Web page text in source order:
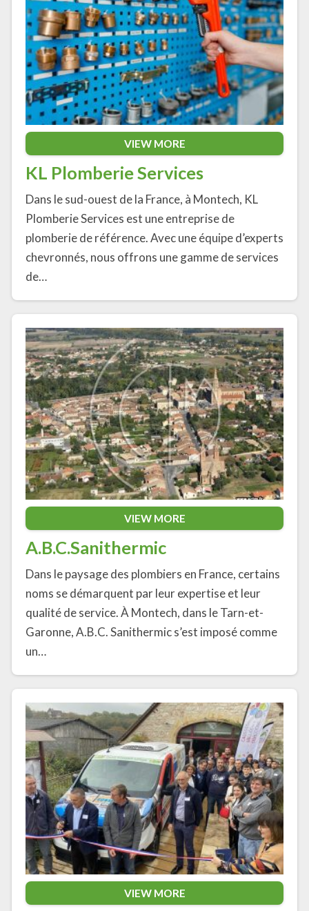
VIEW MORE
KL Plomberie Services
Dans le sud-ouest de la France, à Montech, KL
Plomberie Services est une entreprise de
plomberie de référence. Avec une équipe d’experts
chevronnés, nous offrons une gamme de services
de…
VIEW MORE
A.B.C.Sanithermic
Dans le paysage des plombiers en France, certains
noms se démarquent par leur expertise et leur
qualité de service. À Montech, dans le Tarn-et-
Garonne, A.B.C. Sanithermic s’est imposé comme
un…
VIEW MORE